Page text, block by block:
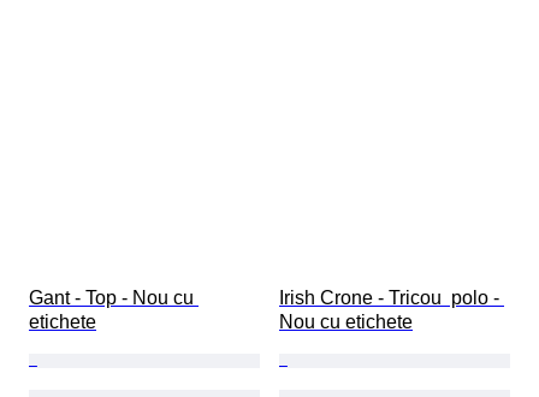
Gant - Top - Nou cu
etichete
Irish Crone - Tricou  polo -
Nou cu etichete